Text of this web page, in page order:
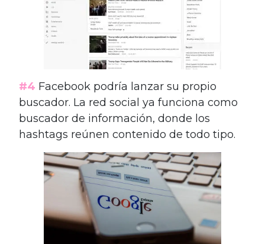
#4 Facebook podría lanzar su propio
buscador. La red social ya funciona como
buscador de información, donde los
hashtags reúnen contenido de todo tipo.